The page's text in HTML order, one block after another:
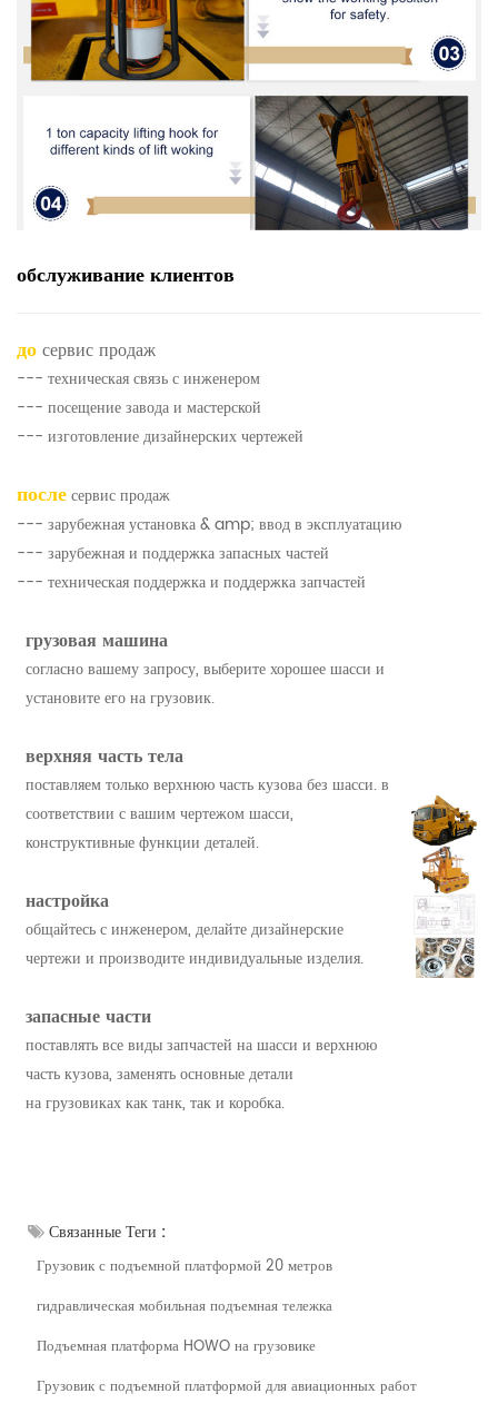
обслуживание клиентов
досервис продаж
--- техническая связь с инженером
--- посещение завода и мастерской
--- изготовление дизайнерских чертежей
послесервис продаж
--- зарубежная установка & amp; ввод в эксплуатацию
--- зарубежная и поддержка запасных частей
--- техническая поддержка и поддержка запчастей
грузовая машина
согласно вашему запросу, выберите хорошее шасси и
установите его на грузовик.
верхняя часть тела
поставляем только верхнюю часть кузова без шасси. в
соответствии с вашим чертежом шасси,
конструктивные функции деталей.
настройка
общайтесь с инженером, делайте дизайнерские
чертежи и производите индивидуальные изделия.
запасные части
поставлять все виды запчастей на шасси и верхнюю
часть кузова, заменять основные детали
на грузовиках как танк, так и коробка.
Связанные Теги :
Грузовик с подъемной платформой 20 метров
гидравлическая мобильная подъемная тележка
Подъемная платформа HOWO на грузовике
Грузовик с подъемной платформой для авиационных работ